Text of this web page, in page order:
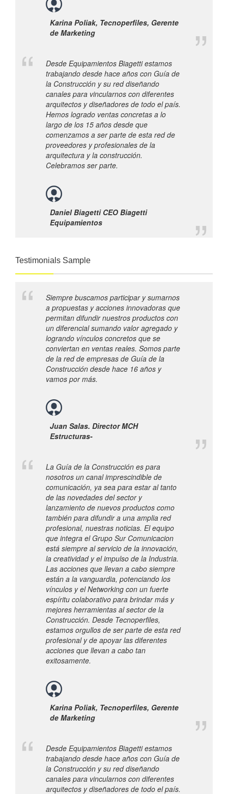
Karina Poliak, Tecnoperfiles, Gerente
de Marketing
Desde Equipamientos Biagetti estamos
trabajando desde hace años con Guía de
la Construcción y su red diseñando
canales para vincularnos con diferentes
arquitectos y diseñadores de todo el país.
Hemos logrado ventas concretas a lo
largo de los 15 años desde que
comenzamos a ser parte de esta red de
proveedores y profesionales de la
arquitectura y la construcción.
Celebramos ser parte.
Daniel Biagetti CEO Biagetti
Equipamientos
Testimonials Sample
Siempre buscamos participar y sumarnos
a propuestas y acciones innovadoras que
permitan difundir nuestros productos con
un diferencial sumando valor agregado y
logrando vínculos concretos que se
conviertan en ventas reales. Somos parte
de la red de empresas de Guía de la
Construcción desde hace 16 años y
vamos por más.
Juan Salas. Director MCH
Estructuras-
La Guía de la Construcción es para
nosotros un canal imprescindible de
comunicación, ya sea para estar al tanto
de las novedades del sector y
lanzamiento de nuevos productos como
también para difundir a una amplia red
profesional, nuestras noticias. El equipo
que integra el Grupo Sur Comunicacion
está siempre al servicio de la innovación,
la creatividad y el impulso de la Industria.
Las acciones que llevan a cabo siempre
están a la vanguardia, potenciando los
vínculos y el Networking con un fuerte
espíritu colaborativo para brindar más y
mejores herramientas al sector de la
Construcción. Desde Tecnoperfiles,
estamos orgullos de ser parte de esta red
profesional y de apoyar las diferentes
acciones que llevan a cabo tan
exitosamente.
Karina Poliak, Tecnoperfiles, Gerente
de Marketing
Desde Equipamientos Biagetti estamos
trabajando desde hace años con Guía de
la Construcción y su red diseñando
canales para vincularnos con diferentes
arquitectos y diseñadores de todo el país.